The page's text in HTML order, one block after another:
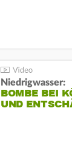
Niedrigwasser:
BOMBE BEI
UND